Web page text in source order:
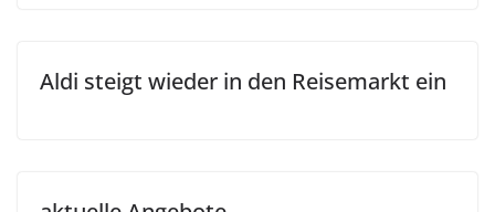
Aldi steigt wieder in den Reisemarkt ein